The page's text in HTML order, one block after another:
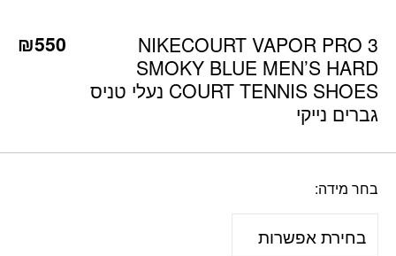
NIKECOURT VAPOR PRO 3
SMOKY BLUE MEN’S HARD
COURT TENNIS SHOES נעלי טניס
גברים נייקי
₪550
בחר מידה